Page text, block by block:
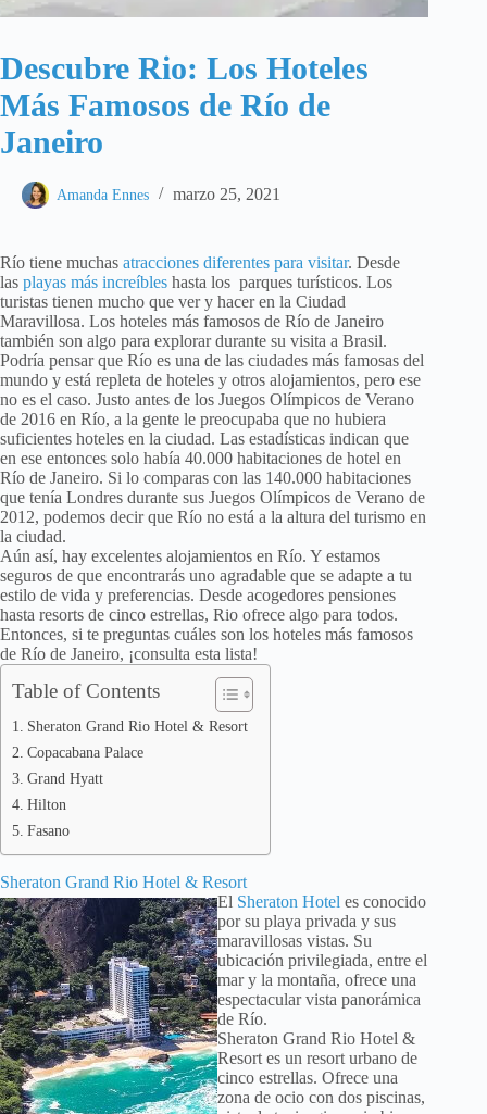
Descubre Rio: Los Hoteles
Más Famosos de Río de
Janeiro
Amanda Ennes marzo 25, 2021
Río tiene muchas atracciones diferentes para visitar. Desde
las playas más increíbles hasta los parques turísticos. Los
turistas tienen mucho que ver y hacer en la Ciudad
Maravillosa. Los hoteles más famosos de Río de Janeiro
también son algo para explorar durante su visita a Brasil.
Podría pensar que Río es una de las ciudades más famosas del
mundo y está repleta de hoteles y otros alojamientos, pero ese
no es el caso. Justo antes de los Juegos Olímpicos de Verano
de 2016 en Río, a la gente le preocupaba que no hubiera
suficientes hoteles en la ciudad. Las estadísticas indican que
en ese entonces solo había 40.000 habitaciones de hotel en
Río de Janeiro. Si lo comparas con las 140.000 habitaciones
que tenía Londres durante sus Juegos Olímpicos de Verano de
2012, podemos decir que Río no está a la altura del turismo en
la ciudad.
Aún así, hay excelentes alojamientos en Río. Y estamos
seguros de que encontrarás uno agradable que se adapte a tu
estilo de vida y preferencias. Desde acogedores pensiones
hasta resorts de cinco estrellas, Rio ofrece algo para todos.
Entonces, si te preguntas cuáles son los hoteles más famosos
de Río de Janeiro, ¡consulta esta lista!
Table of Contents
Sheraton Grand Rio Hotel & Resort
Copacabana Palace
Grand Hyatt
Hilton
Fasano
Sheraton Grand Rio Hotel & Resort
El Sheraton Hotel es conocido
por su playa privada y sus
maravillosas vistas. Su
ubicación privilegiada, entre el
mar y la montaña, ofrece una
espectacular vista panorámica
de Río.
Sheraton Grand Rio Hotel &
Resort es un resort urbano de
cinco estrellas. Ofrece una
zona de ocio con dos piscinas,